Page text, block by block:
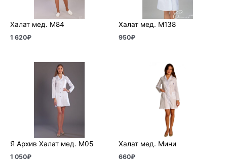
Халат мед. М84
1 620₽
Халат мед. М138
950₽
Я Архив Халат мед. М05
1 050₽
Халат мед. Мини
660₽